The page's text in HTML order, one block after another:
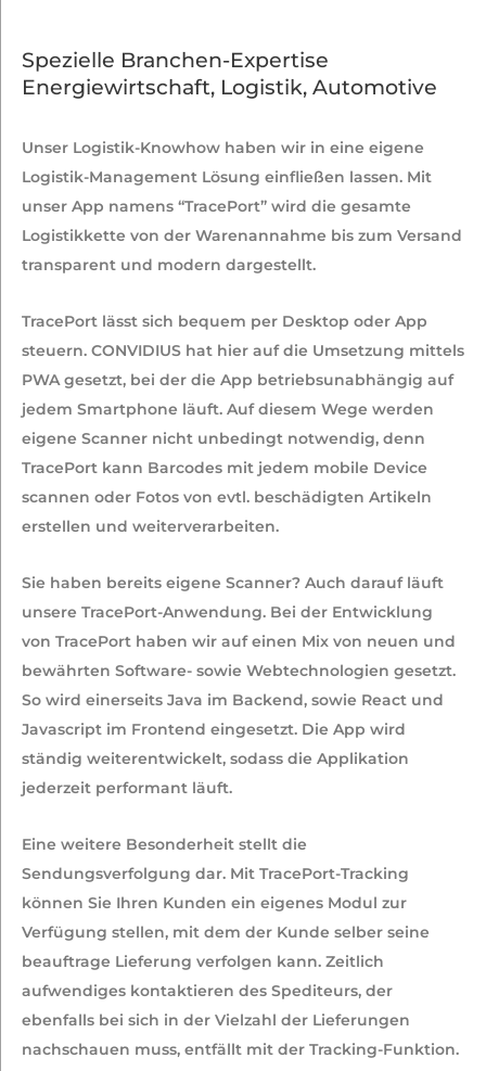
Spezielle Branchen-Expertise
Energiewirtschaft, Logistik, Automotive
Unser Logistik-Knowhow haben wir in eine eigene
Logistik-Management Lösung einfließen lassen. Mit
unser App namens “TracePort” wird die gesamte
Logistikkette von der Warenannahme bis zum Versand
transparent und modern dargestellt.
TracePort lässt sich bequem per Desktop oder App
steuern. CONVIDIUS hat hier auf die Umsetzung mittels
PWA gesetzt, bei der die App betriebsunabhängig auf
jedem Smartphone läuft. Auf diesem Wege werden
eigene Scanner nicht unbedingt notwendig, denn
TracePort kann Barcodes mit jedem mobile Device
scannen oder Fotos von evtl. beschädigten Artikeln
erstellen und weiterverarbeiten.
Sie haben bereits eigene Scanner? Auch darauf läuft
unsere TracePort-Anwendung. Bei der Entwicklung
von TracePort haben wir auf einen Mix von neuen und
bewährten Software- sowie Webtechnologien gesetzt.
So wird einerseits Java im Backend, sowie React und
Javascript im Frontend eingesetzt. Die App wird
ständig weiterentwickelt, sodass die Applikation
jederzeit performant läuft.
Eine weitere Besonderheit stellt die
Sendungsverfolgung dar. Mit TracePort-Tracking
können Sie Ihren Kunden ein eigenes Modul zur
Verfügung stellen, mit dem der Kunde selber seine
beauftrage Lieferung verfolgen kann. Zeitlich
aufwendiges kontaktieren des Spediteurs, der
ebenfalls bei sich in der Vielzahl der Lieferungen
nachschauen muss, entfällt mit der Tracking-Funktion.